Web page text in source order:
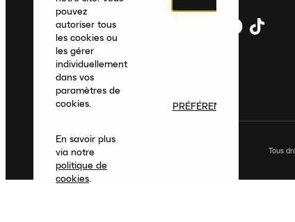
Tous
pouvez
autoriser tous
les cookies ou
les gérer
individuellement
dans vos
paramètres de
cookies.
En savoir plus
via notre
politique de
cookies.
PRÉFÉRENCES